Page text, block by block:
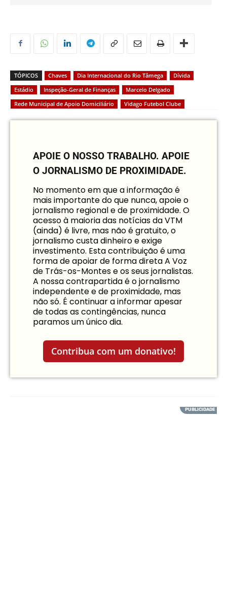
TÓPICOS Chaves Dia Internacional do Rio Tâmega
Dívida
Estádio
Inspeção-Geral de Finanças
Marcelo Delgado
Rede Municipal de Apoio Domiciliário
Vidago Futebol Clube
APOIE O NOSSO TRABALHO. APOIE
O JORNALISMO DE PROXIMIDADE.
No momento em que a informação é
mais importante do que nunca, apoie o
jornalismo regional e de proximidade. O
acesso à maioria das notícias da VTM
(ainda) é livre, mas não é gratuito, o
jornalismo custa dinheiro e exige
investimento. Esta contribuição é uma
forma de apoiar de forma direta A Voz
de Trás-os-Montes e os seus jornalistas.
A nossa contrapartida é o jornalismo
independente e de proximidade, mas
não só. É continuar a informar apesar
de todas as contingências, nunca
paramos um único dia.
Contribua com um donativo!